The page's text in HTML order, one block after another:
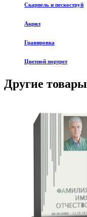
Скарпель и пескоструй
Акрил
Гравировка
Цветной портрет
Другие товары